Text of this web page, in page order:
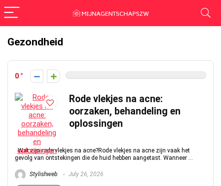
Gezondheid
0
Rode vlekjes na acne:
oorzaken, behandeling en
oplossingen
Wat zijn rode vlekjes na acne?Rode vlekjes na acne zijn vaak het
gevolg van ontstekingen die de huid hebben aangetast. Wanneer ...
Stylishweb July 26, 2026